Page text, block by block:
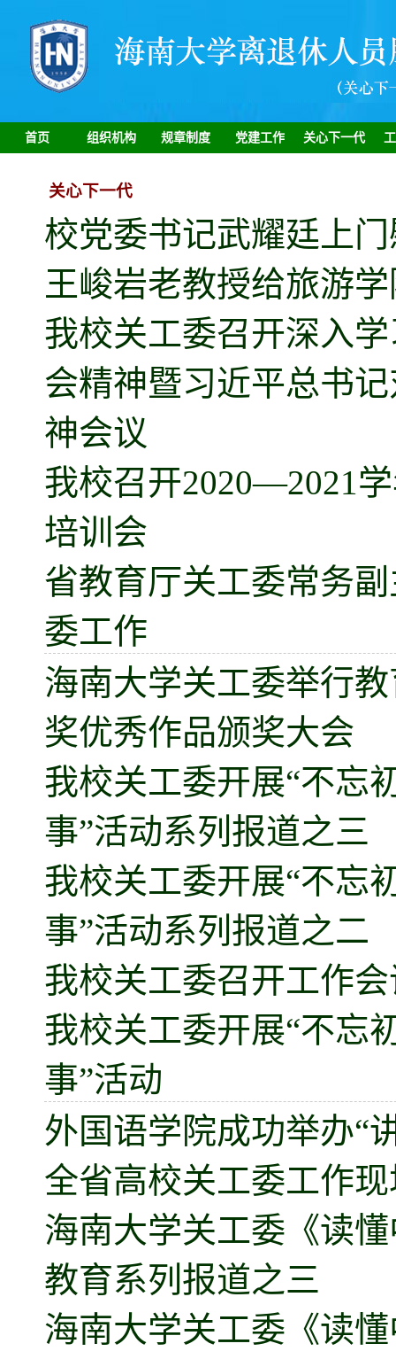
首页 组织机构 规章制度 党建工作 关心下一代
关心下一代
校党委书记武耀廷上
王峻岩老教授给旅游
我校关工委召开深入
会精神暨习近平总书
神会议
我校召开2020—2021
培训会
省教育厅关工委常务
委工作
海南大学关工委举行
奖优秀作品颁奖大会
我校关工委开展“不
事”活动系列报道之三
我校关工委开展“不
事”活动系列报道之二
我校关工委召开工作
我校关工委开展“不
事”活动
外国语学院成功举办“
全省高校关工委工作
海南大学关工委《读
教育系列报道之三
海南大学关工委《读